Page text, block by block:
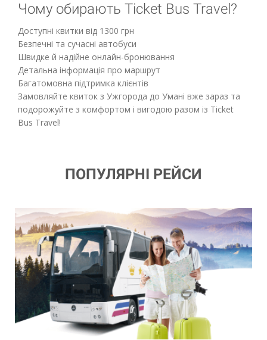
Чому обирають Ticket Bus Travel?
Доступні квитки від 1300 грн
Безпечні та сучасні автобуси
Швидке й надійне онлайн-бронювання
Детальна інформація про маршрут
Багатомовна підтримка клієнтів
Замовляйте квиток з Ужгорода до Умані вже зараз та
подорожуйте з комфортом і вигодою разом із Ticket
Bus Travel!
ПОПУЛЯРНІ РЕЙСИ